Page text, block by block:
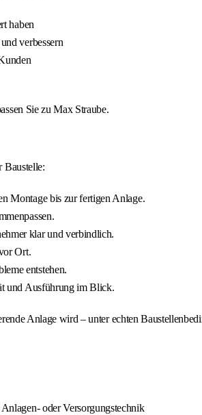
haben
verbessern
Sie zu Max Straube.
Baustelle:
Montage bis zur fertigen Anlage.
klar und verbindlich.
Ort.
entstehen.
und Ausführung im Blick.
Anlage wird – unter echten
oder Versorgungstechnik